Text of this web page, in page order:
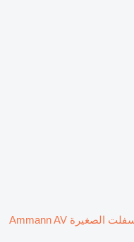
مدحلة الأسفلت الصغيرة Ammann AV